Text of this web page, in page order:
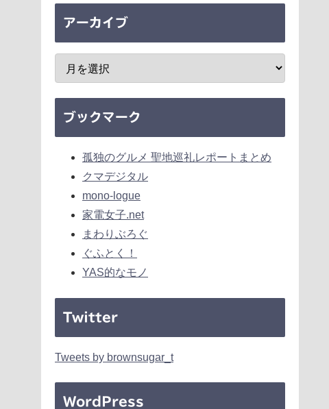
アーカイブ
ブックマーク
孤独のグルメ 聖地巡礼レポートまとめ
クマデジタル
mono-logue
家電女子.net
まわりぶろぐ
ぐふとく！
YAS的なモノ
Twitter
Tweets by brownsugar_t
WordPress